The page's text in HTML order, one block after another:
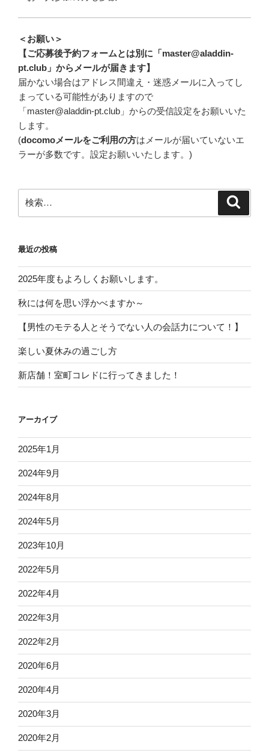
＜お願い＞
【ご応募後予約フォームとは別に「master@aladdin-
pt.club」からメールが届きます】
届かない場合はアドレス間違え・迷惑メールに入ってし
まっている可能性がありますので
「master@aladdin-pt.club」からの受信設定をお願いいた
します。
(docomoメールをご利用の方はメールが届いていないエ
ラーが多数です。設定お願いいたします。)
索:
最近の投稿
2025年度もよろしくお願いします。
秋には何を思い浮かべますか～
【男性のモテる人とそうでない人の会話力について！】
楽しい夏休みの過ごし方
新店舗！室町コレドに行ってきました！
アーカイブ
2025年1月
2024年9月
2024年8月
2024年5月
2023年10月
2022年5月
2022年4月
2022年3月
2022年2月
2020年6月
2020年4月
2020年3月
2020年2月